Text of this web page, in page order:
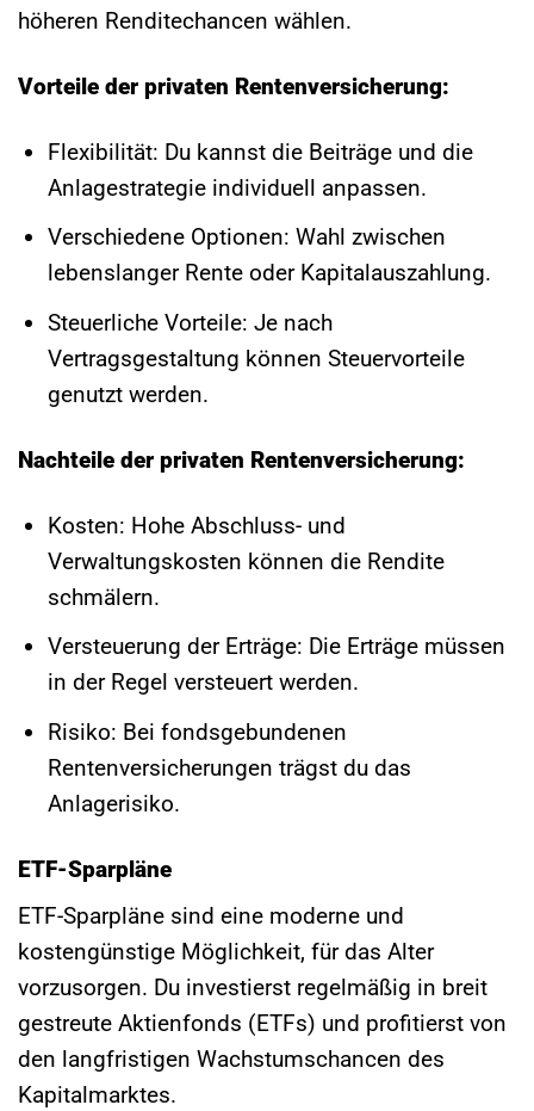
höheren Renditechancen wählen.
Vorteile der privaten Rentenversicherung:
Flexibilität: Du kannst die Beiträge und die
Anlagestrategie individuell anpassen.
Verschiedene Optionen: Wahl zwischen
lebenslanger Rente oder Kapitalauszahlung.
Steuerliche Vorteile: Je nach
Vertragsgestaltung können Steuervorteile
genutzt werden.
Nachteile der privaten Rentenversicherung:
Kosten: Hohe Abschluss- und
Verwaltungskosten können die Rendite
schmälern.
Versteuerung der Erträge: Die Erträge müssen
in der Regel versteuert werden.
Risiko: Bei fondsgebundenen
Rentenversicherungen trägst du das
Anlagerisiko.
ETF-Sparpläne
ETF-Sparpläne sind eine moderne und
kostengünstige Möglichkeit, für das Alter
vorzusorgen. Du investierst regelmäßig in breit
gestreute Aktienfonds (ETFs) und profitierst von
den langfristigen Wachstumschancen des
Kapitalmarktes.